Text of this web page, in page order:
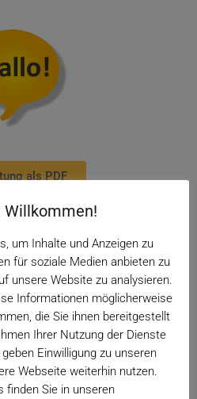
als PDF
Willkommen!
um Inhalte und Anzeigen zu
für soziale Medien anbieten zu
unsere Website zu analysieren.
Informationen möglicherweise
die Sie ihnen bereitgestellt
Ihrer Nutzung der Dienste
Einwilligung zu unseren
Webseite weiterhin nutzen.
finden Sie in unseren